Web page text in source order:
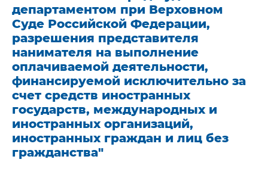
департаментом при Верховном
Суде Российской Федерации,
разрешения представителя
нанимателя на выполнение
оплачиваемой деятельности,
финансируемой исключительно за
счет средств иностранных
государств, международных и
иностранных организаций,
иностранных граждан и лиц без
гражданства"